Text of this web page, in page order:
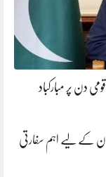
دن پر مبارکباد
کے لیے اہم سفارتی